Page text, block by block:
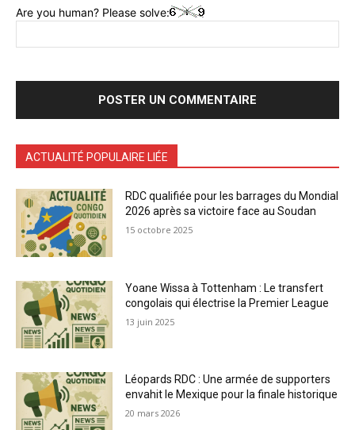
Are you human? Please solve:
ACTUALITÉ POPULAIRE LIÉE
RDC qualifiée pour les barrages du Mondial
2026 après sa victoire face au Soudan
15 octobre 2025
Yoane Wissa à Tottenham : Le transfert
congolais qui électrise la Premier League
13 juin 2025
Léopards RDC : Une armée de supporters
envahit le Mexique pour la finale historique
20 mars 2026